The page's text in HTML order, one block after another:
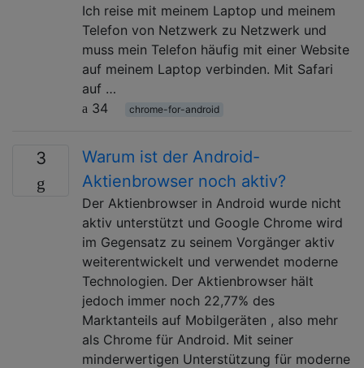
Ich reise mit meinem Laptop und meinem
Telefon von Netzwerk zu Netzwerk und
muss mein Telefon häufig mit einer Website
auf meinem Laptop verbinden. Mit Safari
auf …
34
chrome-for-android
3
Warum ist der Android-
Aktienbrowser noch aktiv?
Der Aktienbrowser in Android wurde nicht
aktiv unterstützt und Google Chrome wird
im Gegensatz zu seinem Vorgänger aktiv
weiterentwickelt und verwendet moderne
Technologien. Der Aktienbrowser hält
jedoch immer noch 22,77% des
Marktanteils auf Mobilgeräten , also mehr
als Chrome für Android. Mit seiner
minderwertigen Unterstützung für moderne